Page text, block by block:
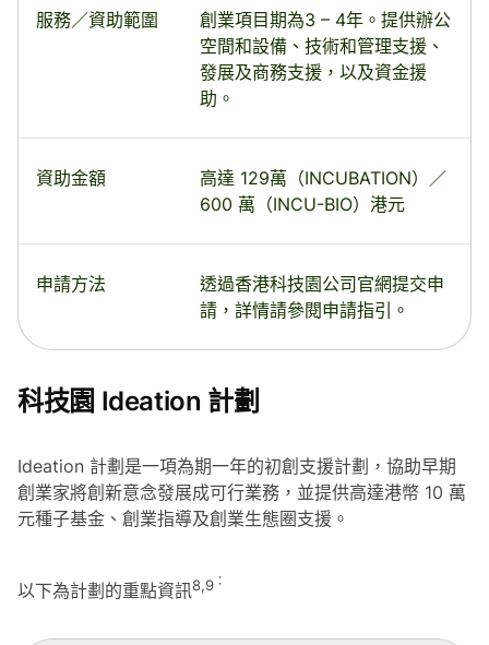
服務／資助範圍
創業項目期為3 – 4年。提供辦公
空間和設備、技術和管理支援、
發展及商務支援，以及資金援
助。
資助金額
高達 129萬（INCUBATION）／
600 萬（INCU-BIO）港元
申請方法
透過香港科技園公司官網提交申
請，詳情請參閱申請指引。
科技園 Ideation 計劃
Ideation 計劃是一項為期一年的初創支援計劃，協助早期
創業家將創新意念發展成可行業務，並提供高達港幣 10 萬
元種子基金、創業指導及創業生態圈支援。
以下為計劃的重點資訊8,9 ：